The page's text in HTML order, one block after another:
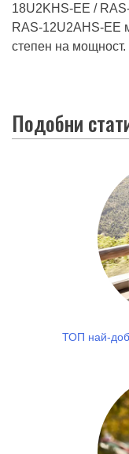
18U2KHS-EE /
RAS-12U2AHS-EE
степен на мощност.
Подобни
ТОП най-